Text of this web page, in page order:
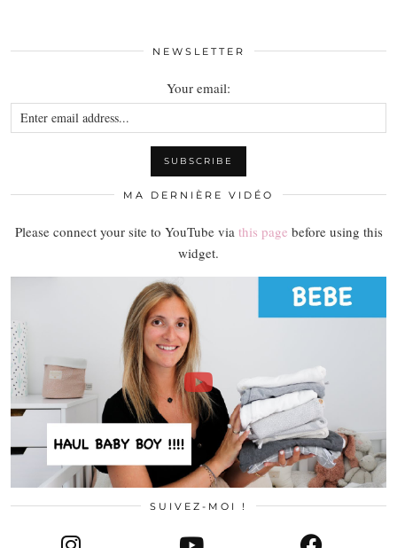
NEWSLETTER
Your email:
MA DERNIÈRE VIDÉO
Please connect your site to YouTube via this page before using this
widget.
SUIVEZ-MOI !